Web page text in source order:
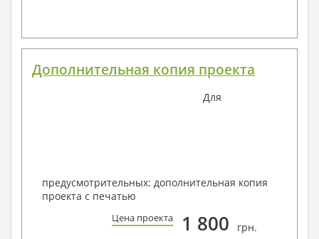
Дополнительная копия проекта
Для
предусмотрительных: дополнительная копия
проекта с печатью
Цена проекта 1 800 грн.